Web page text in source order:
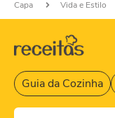
Capa Vida e Estilo
Guia da Cozinha